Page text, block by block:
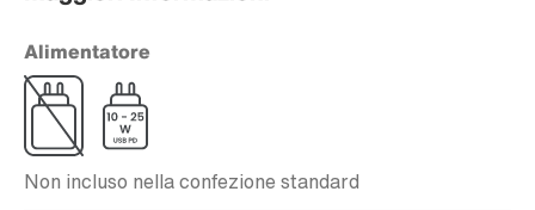
Alimentatore
Non incluso nella confezione standard